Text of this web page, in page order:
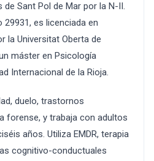
de Sant Pol de Mar por la N-II.
es licenciada en
la Universitat Oberta de
máster en Psicología
Internacional de la Rioja.
duelo, trastornos
forense, y trabaja con adultos
años. Utiliza EMDR, terapia
cognitivo-conductuales